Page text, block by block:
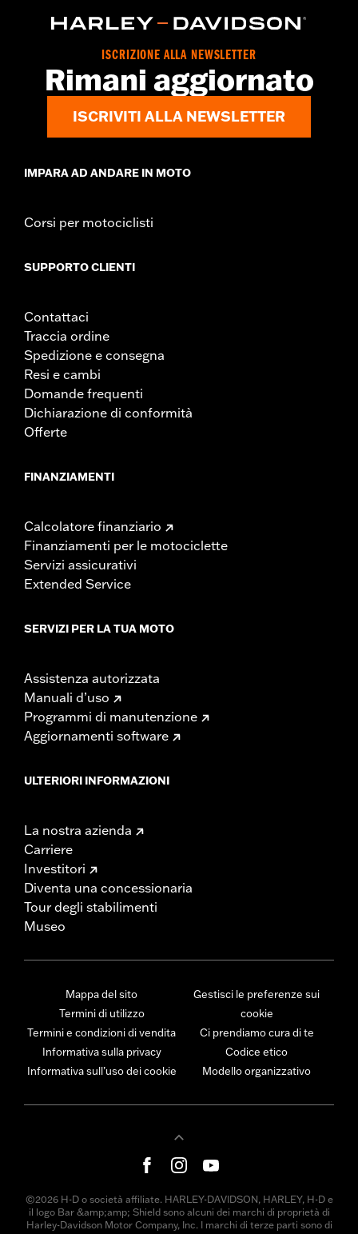
ISCRIZIONE ALLA NEWSLETTER
Rimani aggiornato
ISCRIVITI ALLA NEWSLETTER
IMPARA AD ANDARE IN MOTO
Corsi per motociclisti
SUPPORTO CLIENTI
Contattaci
Traccia ordine
Spedizione e consegna
Resi e cambi
Domande frequenti
Dichiarazione di conformità
Offerte
FINANZIAMENTI
Calcolatore finanziario
Finanziamenti per le motociclette
Servizi assicurativi
Extended Service
SERVIZI PER LA TUA MOTO
Assistenza autorizzata
Manuali d’uso
Programmi di manutenzione
Aggiornamenti software
ULTERIORI INFORMAZIONI
La nostra azienda
Carriere
Investitori
Diventa una concessionaria
Tour degli stabilimenti
Museo
Mappa del sito
Termini di utilizzo
Termini e condizioni di vendita
Informativa sulla privacy
Informativa sull’uso dei cookie
Gestisci le preferenze sui
cookie
Ci prendiamo cura di te
Codice etico
Modello organizzativo
©2026 H-D o società affiliate. HARLEY-DAVIDSON, HARLEY, H-D e
il logo Bar &amp;amp; Shield sono alcuni dei marchi di proprietà di
Harley-Davidson Motor Company, Inc. I marchi di terze parti sono di